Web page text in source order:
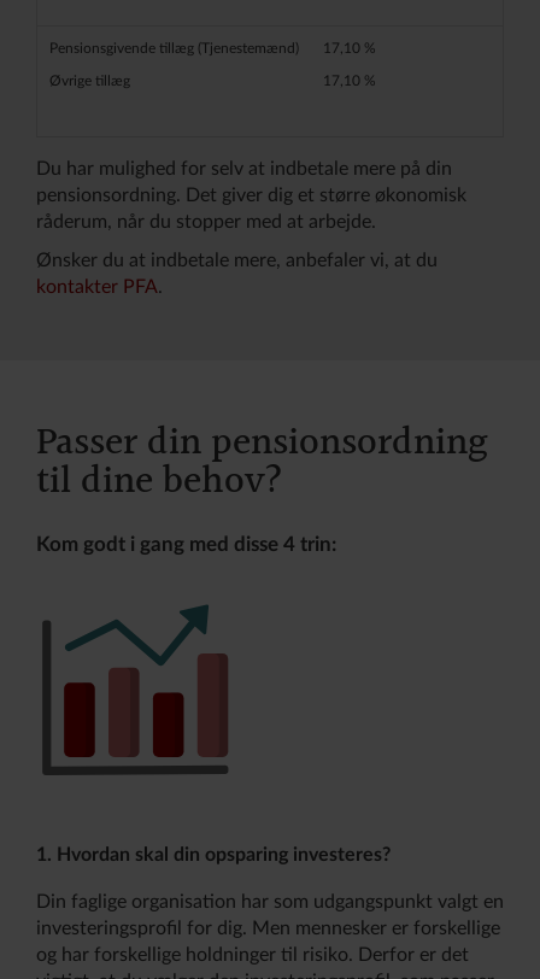
Pensionsgivende tillæg (Tjenestemænd)
Øvrige tillæg
17,10 %
17,10 %
Du har mulighed for selv at indbetale mere på din
pensionsordning. Det giver dig et større økonomisk
råderum, når du stopper med at arbejde.
Ønsker du at indbetale mere, anbefaler vi, at du
kontakter PFA.
Passer din pensionsordning
til dine behov?
Kom godt i gang med disse 4 trin:
1. Hvordan skal din opsparing investeres?
Din faglige organisation har som udgangspunkt valgt en
investeringsprofil for dig. Men mennesker er forskellige
og har forskellige holdninger til risiko. Derfor er det